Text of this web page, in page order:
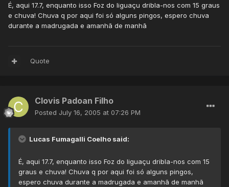
É, aqui 17.7, enquanto isso Foz do Iiguaçu dribla-nos com 15 graus
e chuva! Chuva q por aqui foi só alguns pingos, espero chuva
durante a madrugada e amanhã de manhã
Quote
Clovis Padoan Filho
Posted July 16, 2005 at 07:26 PM
Lucas Fumagalli Coelho said:
É, aqui 17.7, enquanto isso Foz do Iiguaçu dribla-nos com 15
graus e chuva! Chuva q por aqui foi só alguns pingos,
espero chuva durante a madrugada e amanhã de manhã